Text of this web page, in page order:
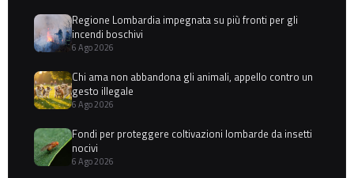
Regione Lombardia impegnata su più fronti per gli
incendi boschivi
6 Ago 2026
Chi ama non abbandona gli animali, appello contro un
gesto illegale
6 Ago 2026
Fondi per proteggere coltivazioni lombarde da insetti
nocivi
6 Ago 2026